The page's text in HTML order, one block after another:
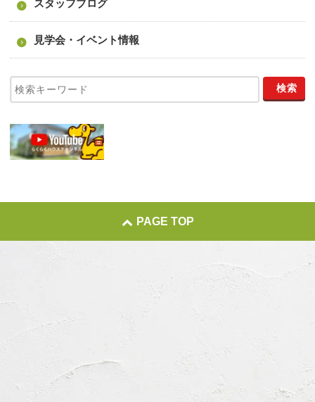
スタッフブログ
見学会・イベント情報
PAGE TOP